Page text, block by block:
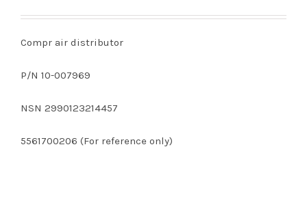
Compr air distributor
P/N 10-007969
NSN 2990123214457
5561700206 (For reference only)